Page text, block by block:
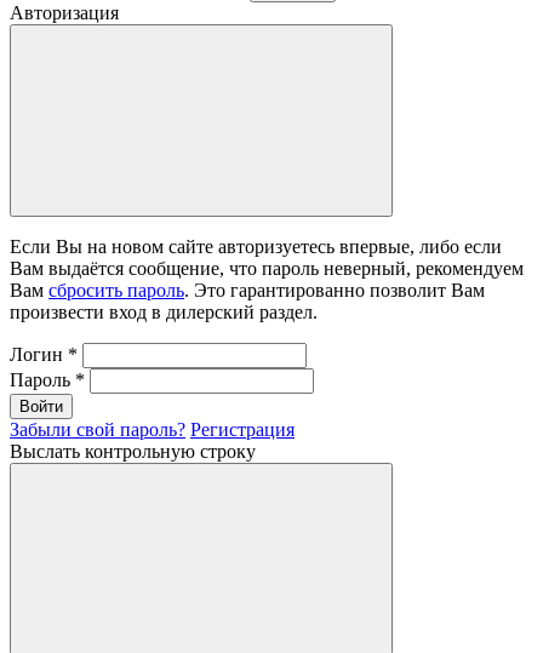
Авторизация
Если Вы на новом сайте авторизуетесь впервые, либо если
Вам выдаётся сообщение, что пароль неверный, рекомендуем
Вам сбросить пароль. Это гарантированно позволит Вам
произвести вход в дилерский раздел.
Логин *
Пароль *
Войти
Забыли свой пароль? Регистрация
Выслать контрольную строку